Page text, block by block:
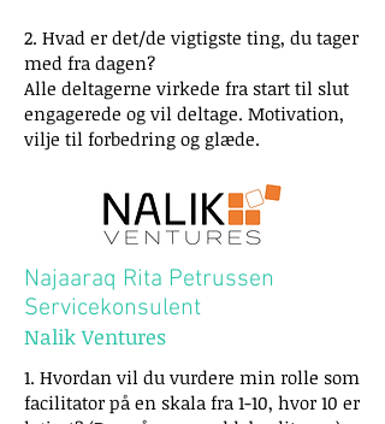
2. Hvad er det/de vigtigste ting, du tager
med fra dagen?
Alle deltagerne virkede fra start til slut
engagerede og vil deltage. Motivation,
vilje til forbedring og glæde.
Najaaraq Rita Petrussen
Servicekonsulent
Nalik Ventures
1. Hvordan vil du vurdere min rolle som
facilitator på en skala fra 1-10, hvor 10 er